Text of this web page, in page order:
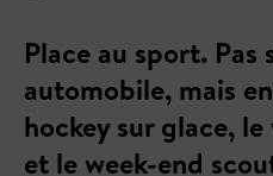
Place au sport.
automobile, mais
hockey sur glace,
et le week-end